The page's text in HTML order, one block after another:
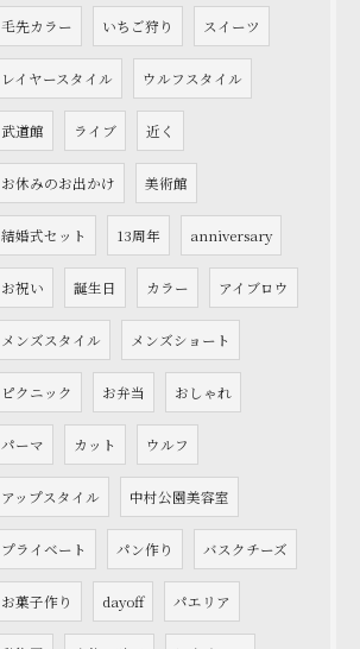
毛先カラー いちご狩り スイーツ
レイヤースタイル ウルフスタイル
武道館 ライブ 近く
お休みのお出かけ 美術館
結婚式セット 13周年 anniversary
お祝い 誕生日 カラー アイブロウ
メンズスタイル メンズショート
ピクニック お弁当 おしゃれ
パーマ カット ウルフ
アップスタイル 中村公園美容室
プライベート パン作り バスクチーズ
お菓子作り dayoff パエリア